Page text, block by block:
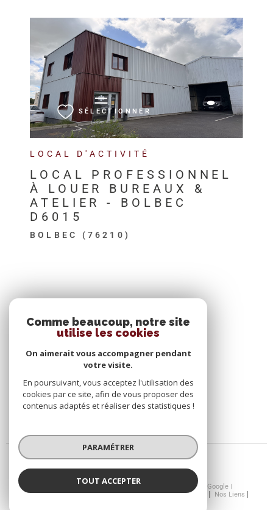
LOCAL D'ACTIVITÉ
LOCAL PROFESSIONNEL
À LOUER BUREAUX &
ATELIER - BOLBEC
D6015
BOLBEC (76210)
SÉLECTIONNER
VOIR LE BIEN
© 2026 | Tous droits réservés | Traduction powered by Google |
Nos Honoraires
Plan Du Site Mentions Légales Admin
Nos Liens
Comme beaucoup, notre site
utilise les cookies
On aimerait vous accompagner pendant
votre visite.
En poursuivant, vous acceptez l'utilisation des
cookies par ce site, afin de vous proposer des
contenus adaptés et réaliser des statistiques !
PARAMÉTRER
TOUT ACCEPTER